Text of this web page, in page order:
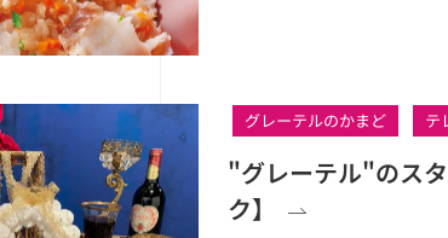
グレーテルのかまど テ
"グレーテル"のス
ク】